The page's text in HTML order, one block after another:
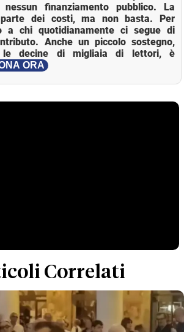
finanziamento pubblico. La
dei costi, ma non basta. Per
a chi quotidianamente ci segue di
Anche un piccolo sostegno,
le decine di migliaia di lettori, è
ORA
Correlati